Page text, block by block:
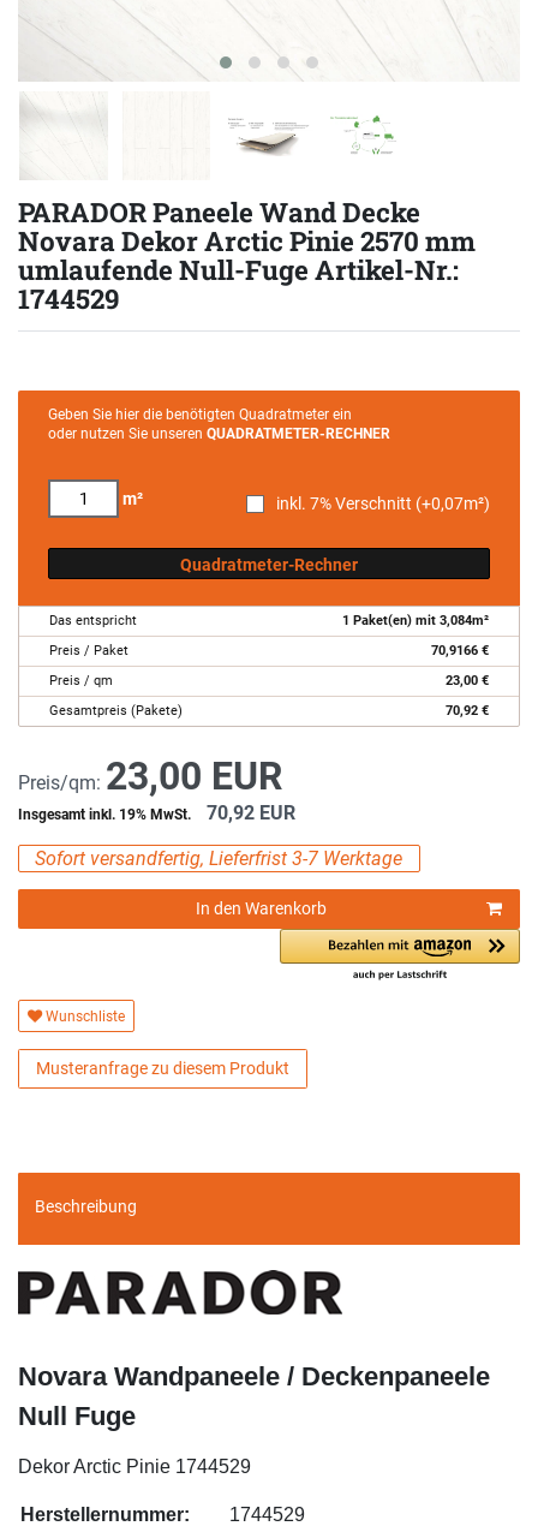
PARADOR Paneele Wand Decke
Novara Dekor Arctic Pinie 2570 mm
umlaufende Null-Fuge Artikel-Nr.:
1744529
Geben Sie hier die benötigten Quadratmeter ein
oder nutzen Sie unseren QUADRATMETER-RECHNER
m² inkl. 7% Verschnitt (+0,07m²)
Quadratmeter-Rechner
Das entspricht 1 Paket(en) mit 3,084m²
Preis / Paket
70,9166 €
Preis / qm
23,00 €
Gesamtpreis (Pakete)
70,92 €
Preis/qm: 23,00 EUR
Insgesamt inkl. 19% MwSt. 70,92 EUR
Sofort versandfertig, Lieferfrist 3-7 Werktage
In den Warenkorb
Wunschliste
Musteranfrage zu diesem Produkt
Beschreibung
Novara Wandpaneele / Deckenpaneele
Null Fuge
Dekor Arctic Pinie 1744529
Herstellernummer:
1744529